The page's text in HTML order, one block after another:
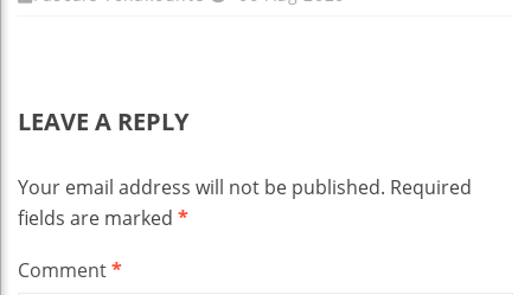
LEAVE A REPLY
Your email address will not be published. Required
fields are marked *
Comment*